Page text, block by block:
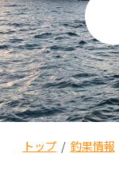
トップ/ 釣果情報